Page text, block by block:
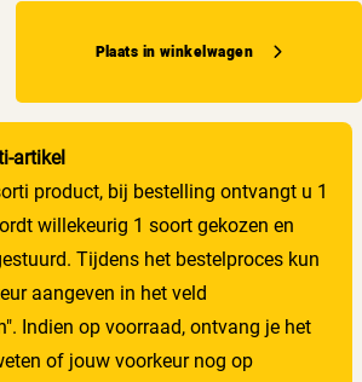
Plaats in winkelwagen
artikel
product, bij bestelling ontvangt u 1
willekeurig 1 soort gekozen en
Tijdens het bestelproces kun
aangeven in het veld
Indien op voorraad, ontvang je het
of jouw voorkeur nog op